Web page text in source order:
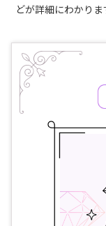
どが詳細にわかりま